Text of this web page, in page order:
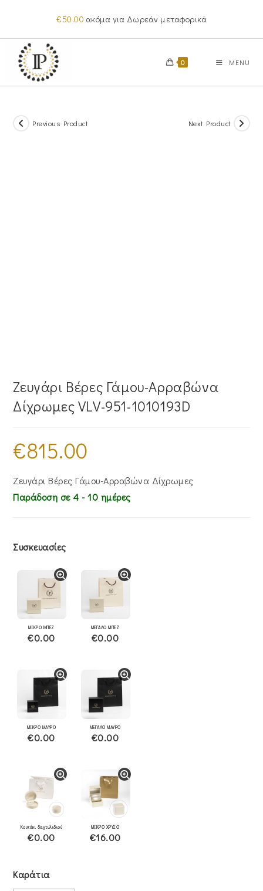
content
€50.00 ακόμα για Δωρεάν μεταφορικά
0 MENU
Previous Product Next Product
Ζευγάρι Βέρες Γάμου-Αρραβώνα
Δίχρωμες VLV-951-1010193D
€815.00
Ζευγάρι Βέρες Γάμου-Αρραβώνα Δίχρωμες
Παράδοση σε 4 - 10 ημέρες
Συσκευασίες
ΜΙΚΡΟ ΜΠΕΖ
€0.00
ΜΕΓΑΛΟ ΜΠΕΖ
€0.00
ΜΙΚΡΟ ΜΑΥΡΟ
€0.00
ΜΕΓΑΛΟ ΜΑΥΡΟ
€0.00
Κουτάκι δαχτυλιδιού
€0.00
ΜΙΚΡΟ ΧΡΥΣΟ
€16.00
Καράτια